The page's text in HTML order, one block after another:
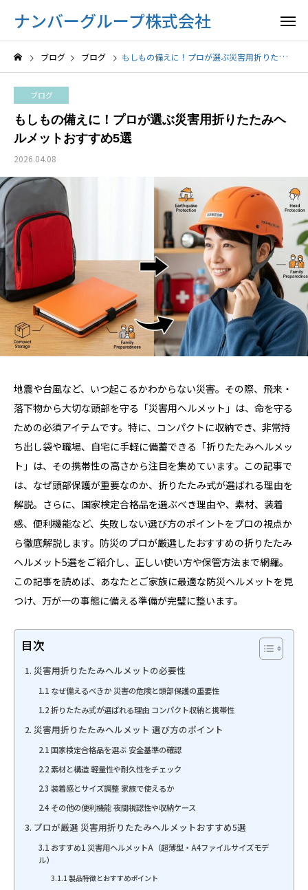
ナンバーグループ株式会社
ブログ ブログ もしもの備えに！プロが選ぶ災害用折りたたみヘルメットおすすめ5選
ブログ
もしもの備えに！プロが選ぶ災害用折りたたみヘ
ルメットおすすめ5選
2026.04.08
地震や台風など、いつ起こるかわからない災害。その際、飛来・
落下物から大切な頭部を守る「災害用ヘルメット」は、命を守る
ための必須アイテムです。特に、コンパクトに収納でき、非常持
ち出し袋や職場、自宅に手軽に備蓄できる「折りたたみヘルメッ
ト」は、その携帯性の高さから注目を集めています。この記事で
は、なぜ頭部保護が重要なのか、折りたたみ式が選ばれる理由を
解説。さらに、国家検定合格品を選ぶべき理由や、素材、装着
感、便利機能など、失敗しない選び方のポイントをプロの視点か
ら徹底解説します。防災のプロが厳選したおすすめの折りたたみ
ヘルメット5選をご紹介し、正しい使い方や保管方法まで網羅。
この記事を読めば、あなたとご家族に最適な防災ヘルメットを見
つけ、万が一の事態に備える準備が完璧に整います。
目次
1. 災害用折りたたみヘルメットの必要性
1.1 なぜ備えるべきか 災害の危険と頭部保護の重要性
1.2 折りたたみ式が選ばれる理由 コンパクト収納と携帯性
2. 災害用折りたたみヘルメット 選び方のポイント
2.1 国家検定合格品を選ぶ 安全基準の確認
2.2 素材と構造 軽量性や耐久性をチェック
2.3 装着感とサイズ調整 家族で使えるか
2.4 その他の便利機能 夜間視認性や収納ケース
3. プロが厳選 災害用折りたたみヘルメットおすすめ5選
3.1 おすすめ1 災害用ヘルメットA（超薄型・A4ファイルサイズモデ
ル）
3.1.1 製品特徴とおすすめポイント